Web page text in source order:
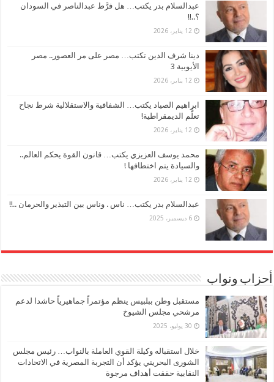
عبدالسلام بدر يكتب… هل فرَّط عبدالناصر في السودان
؟..!!
12 يناير، 2026
دينا شرف الدين تكتب… مصر على مر العصور.. مصر
الأيوبية 3
12 يناير، 2026
ابراهيم الصياد يكتب… الشفافية والاستقلالية شرط نجاح
تعلُّم الديمقراطية!
12 يناير، 2026
محمد يوسف العزيزي يكتب… قانون القوة يحكم العالم..
والسيادة يتم اختطافها !
12 يناير، 2026
عبدالسلام بدر يكتب… ناس . وناس بين التبذير والحرمان ..!!
6 ديسمبر، 2025
أحزاب ونواب
مستقبل وطن ببلبيس ينظم مؤتمراً جماهيرياً حاشدا لدعم
مرشحي مجلس الشيوخ
30 يوليو، 2025
خلال استقباله وكيلة القوي العاملة بالنواب… رئيس مجلس
الشورى البحريني يؤكد أن التجربة المصرية في الاتحادات
النقابية حققت أهداف مرجوة